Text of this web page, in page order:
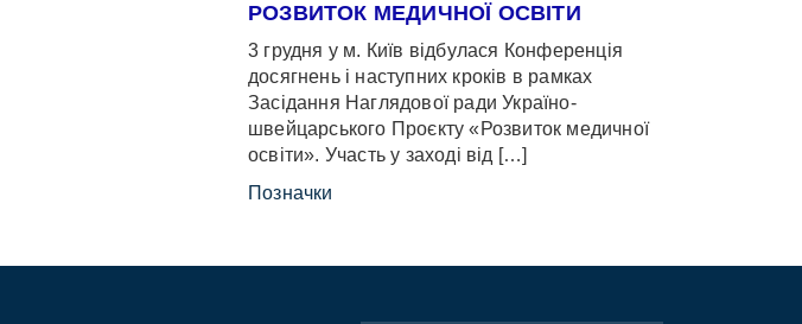
РОЗВИТОК МЕДИЧНОЇ ОСВІТИ
3 грудня у м. Київ відбулася Конференція
досягнень і наступних кроків в рамках
Засідання Наглядової ради Україно-
швейцарського Проєкту «Розвиток медичної
освіти». Участь у заході від […]
Позначки